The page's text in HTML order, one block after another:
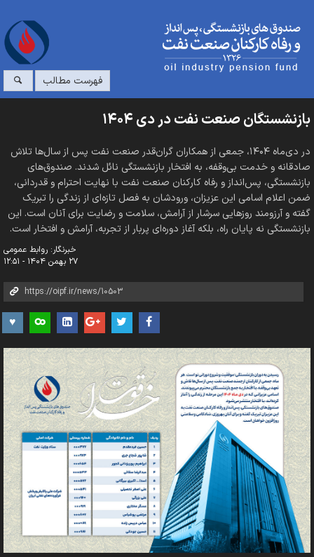
فهرست مطالب
بازنشستگان صنعت نفت در دی ۱۴۰۴
در دی‌ماه ۱۴۰۴، جمعی از همکاران گران‌قدر صنعت نفت پس از سال‌ها تلاش
صادقانه و خدمت بی‌وقفه، به افتخار بازنشستگی نائل شدند. صندوق‌های
بازنشستگی، پس‌انداز و رفاه کارکنان صنعت نفت با نهایت احترام و قدردانی،
ضمن اعلام اسامی این عزیزان، ورودشان به فصل تازه‌ای از زندگی را تبریک
گفته و آرزومند روزهایی سرشار از آرامش، سلامت و رضایت برای آنان است. این
بازنشستگی نه پایان راه، بلکه آغاز دوره‌ای پربار از تجربه، آرامش و افتخار است.
خبرنگار: روابط عمومی
۲۷ بهمن ۱۴۰۴ - ۱۲:۵۱